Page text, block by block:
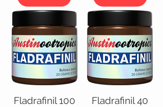
Fladrafinil 40
Fladrafinil 100